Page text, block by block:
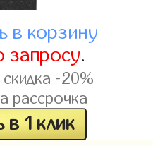
в корзину
запросу.
скидка -20%
рассрочка
в 1 клик